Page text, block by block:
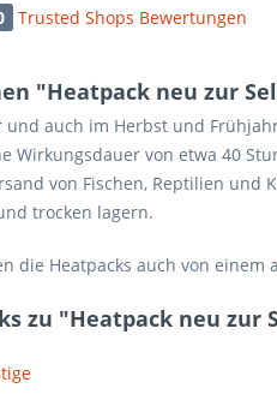
Trusted Shops Bewertungen
"Heatpack neu zur
auch im Herbst und
Wirkungsdauer von etwa 40
von Fischen, Reptilien
trocken lagern.
die Heatpacks auch von
zu "Heatpack neu zur